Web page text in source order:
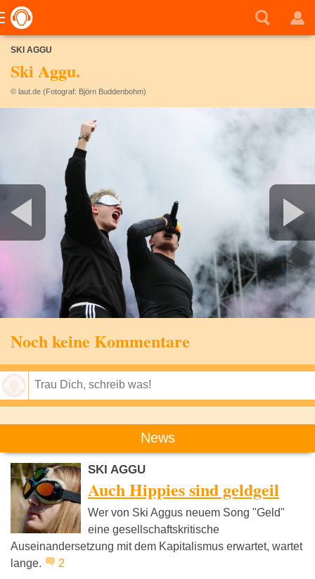
SKI AGGU
Ski Aggu.
© laut.de (Fotograf: Björn Buddenbohm)
Noch keine Kommentare
News
SKI AGGU
Auch Hippies sind geldgeil
Wer von Ski Aggus neuem Song "Geld"
eine gesellschaftskritische
Auseinandersetzung mit dem Kapitalismus erwartet, wartet
lange.
2